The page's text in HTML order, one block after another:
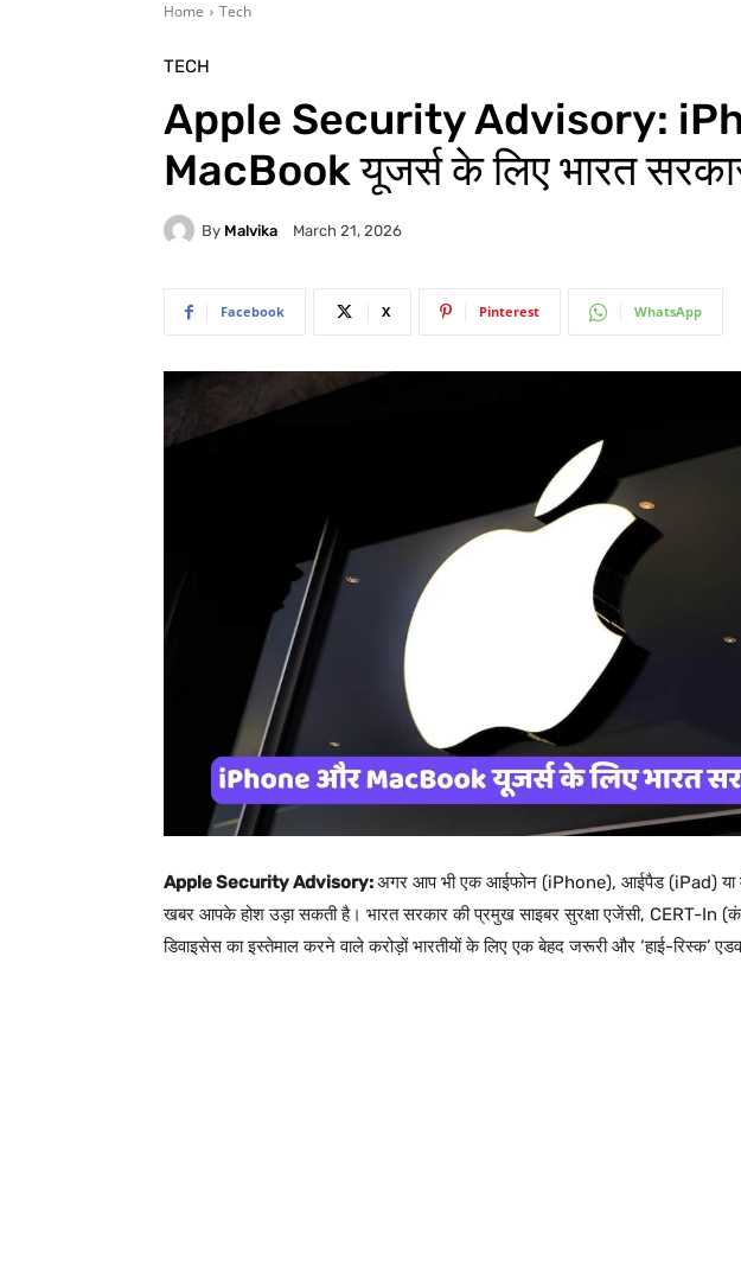
Home Tech
TECH
Apple Security Advisory:
MacBook यूजर्स के लिए भारत
By Malvika March 21, 2026
Facebook X Pinterest WhatsApp
Apple Security Advisory:अगर आप भी एक आईफोन (iPhone), आईपैड (iPad) या
खबर आपके होश उड़ा सकती है। भारत सरकार की प्रमुख साइबर सुरक्षा एजेंसी, CERT-In
डिवाइसेस का इस्तेमाल करने वाले करोड़ों भारतीयों के लिए एक बेहद जरूरी और ‘हाई-रिस्क’